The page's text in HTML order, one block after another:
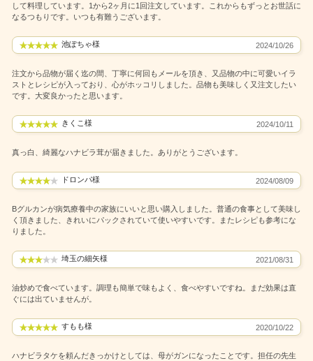
して料理しています。1から2ヶ月に1回注文しています。これからもずっとお世話に
なるつもりです。いつも有難うございます。
池ぽちゃ様 2024/10/26
注文から品物が届く迄の間、丁寧に何回もメールを頂き、又品物の中に可愛いイラ
ストとレシピが入っており、心がホッコリしました。品物も美味しく又注文したい
です。大変良かったと思います。
きくこ様 2024/10/11
真っ白、綺麗なハナビラ茸が届きました。ありがとうございます。
ドロンパ様 2024/08/09
Bグルカンが病気療養中の家族にいいと思い購入しました。普通の食事として美味し
く頂きました、きれいにパックされていて使いやすいです。またレシピも参考にな
りました。
埼玉の細矢様 2021/08/31
油炒めで食べています。調理も簡単で味もよく、食べやすいですね。まだ効果は直
ぐには出ていませんが。
すもも様 2020/10/22
ハナビラタケを頼んだきっかけとしては、母がガンになったことです。担任の先生